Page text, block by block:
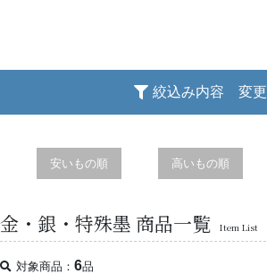
絞込み内容 変更
安いもの順 高いもの順
金・銀・特殊墨 商品一覧 Item List
対象商品： 6品